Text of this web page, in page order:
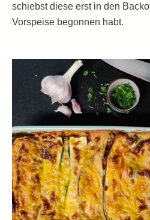
schiebst diese erst in den
Vorspeise begonnen habt.